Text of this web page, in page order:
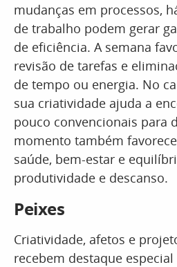
mudanças em processos,
de trabalho podem gerar
de eficiência. A semana
revisão de tarefas e
de tempo ou energia. No
sua criatividade ajuda a
pouco convencionais para
momento também
saúde, bem-estar e
produtividade e descanso.
Peixes
Criatividade, afetos e
recebem destaque